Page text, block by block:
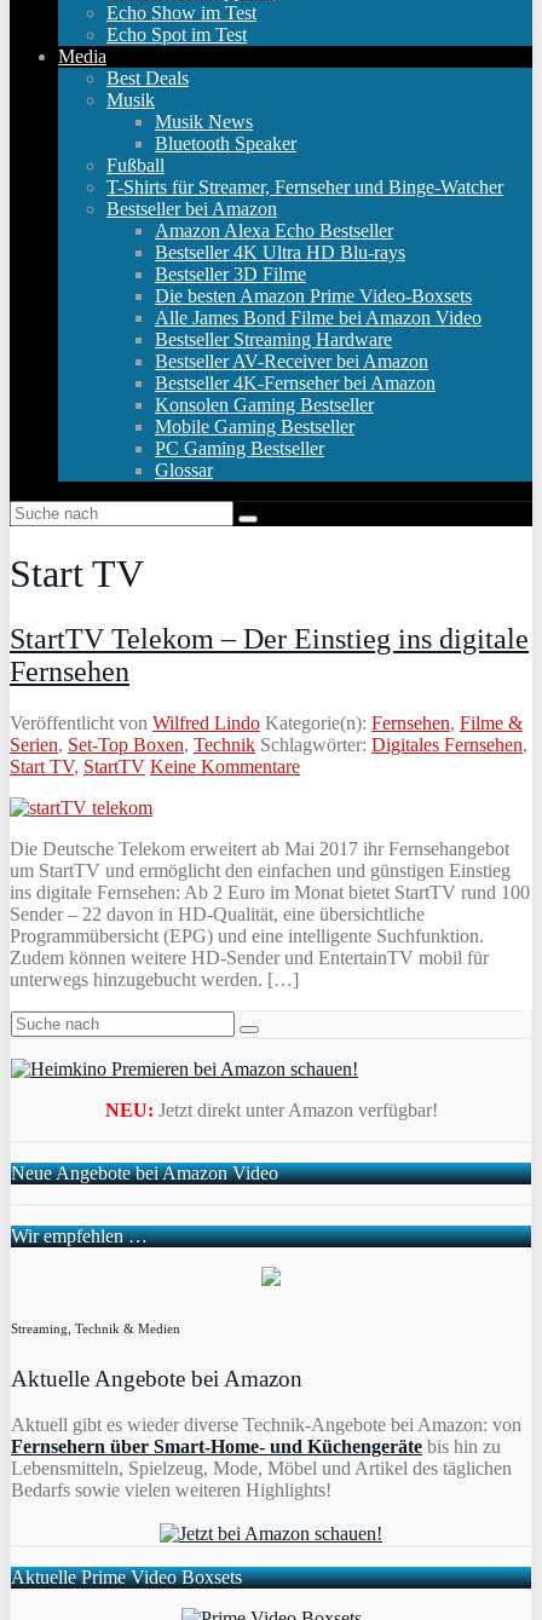
Echo Show im Test
Echo Spot im Test
Media
Best Deals
Musik
Musik News
Bluetooth Speaker
Fußball
T-Shirts für Streamer, Fernseher und Binge-Watcher
Bestseller bei Amazon
Amazon Alexa Echo Bestseller
Bestseller 4K Ultra HD Blu-rays
Bestseller 3D Filme
Die besten Amazon Prime Video-Boxsets
Alle James Bond Filme bei Amazon Video
Bestseller Streaming Hardware
Bestseller AV-Receiver bei Amazon
Bestseller 4K-Fernseher bei Amazon
Konsolen Gaming Bestseller
Mobile Gaming Bestseller
PC Gaming Bestseller
Glossar
Start TV
StartTV Telekom – Der Einstieg ins digitale
Fernsehen
Veröffentlicht von Wilfred Lindo Kategorie(n): Fernsehen, Filme &
Serien, Set-Top Boxen, Technik Schlagwörter: Digitales Fernsehen,
Start TV, StartTV Keine Kommentare
Die Deutsche Telekom erweitert ab Mai 2017 ihr Fernsehangebot
um StartTV und ermöglicht den einfachen und günstigen Einstieg
ins digitale Fernsehen: Ab 2 Euro im Monat bietet StartTV rund 100
Sender – 22 davon in HD-Qualität, eine übersichtliche
Programmübersicht (EPG) und eine intelligente Suchfunktion.
Zudem können weitere HD-Sender und EntertainTV mobil für
unterwegs hinzugebucht werden. […]
NEU: Jetzt direkt unter Amazon verfügbar!
Neue Angebote bei Amazon Video
Wir empfehlen …
Streaming, Technik & Medien
Aktuelle Angebote bei Amazon
Aktuell gibt es wieder diverse Technik-Angebote bei Amazon: von
Fernsehern über Smart-Home- und Küchengeräte bis hin zu
Lebensmitteln, Spielzeug, Mode, Möbel und Artikel des täglichen
Bedarfs sowie vielen weiteren Highlights!
Aktuelle Prime Video Boxsets